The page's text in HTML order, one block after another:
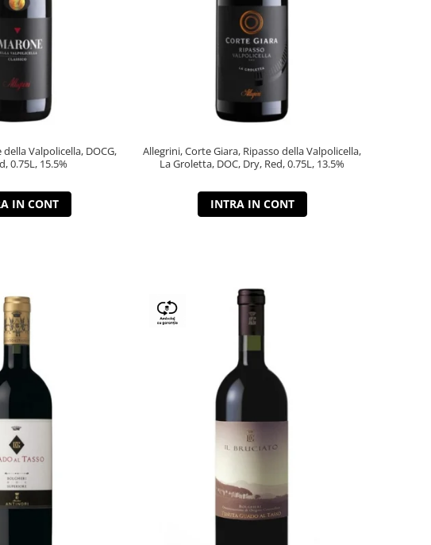
Valpolicella, DOCG,
0.75L, 15.5%
IN CONT
Allegrini, Corte Giara, Ripasso della Valpolicella,
La Groletta, DOC, Dry, Red, 0.75L, 13.5%
INTRA IN CONT